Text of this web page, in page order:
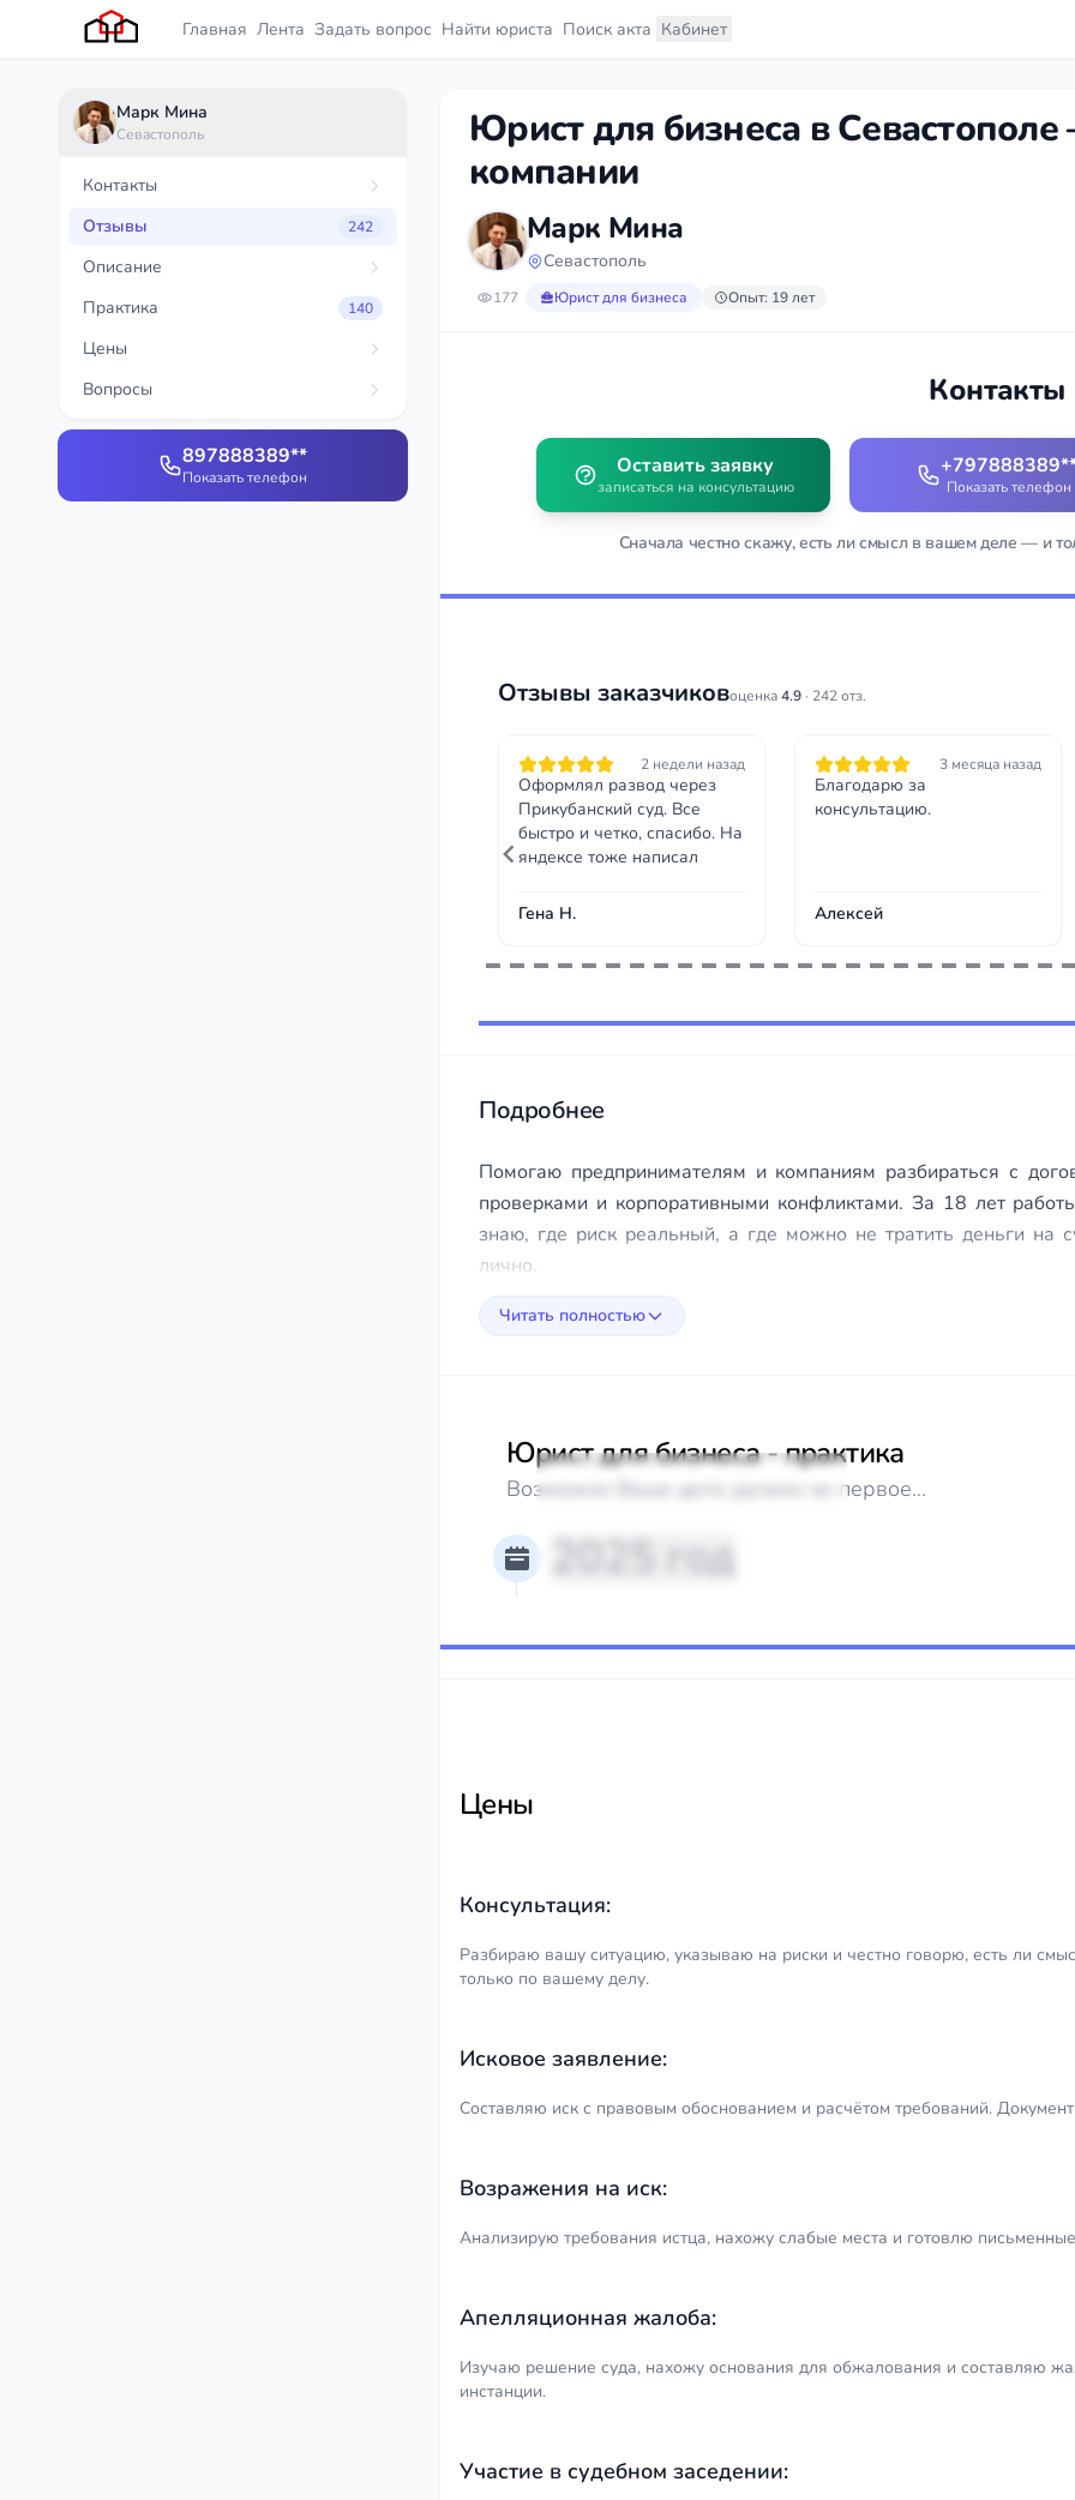
Главная Лента Задать вопрос Найти юриста Поиск акта Кабинет
Марк Мина
Севастополь
Контакты
Отзывы
242
Описание
Практика
140
Цены
Вопросы
897888389**
Показать телефон
Юрист для бизнеса в
компании
Марк Мина
Севастополь
177 Юрист для бизнеса Опыт: 19 лет
Контакты
Оставить заявку
записаться на консультацию Показать телефон
Сначала честно скажу, есть ли смысл в вашем деле — и
Отзывы заказчиковоценка4.9 · 242 отз.
2 недели назад
Оформлял развод через
Прикубанский суд. Все
быстро и четко, спасибо. На
яндексе тоже написал
Гена Н.
3 месяца назад
Благодарю за
консультацию.
Алексей
1
Подробнее
Помогаю предпринимателям и компаниям разбираться с
проверками и корпоративными конфликтами. За 18 лет
знаю, где риск реальный, а где можно не тратить деньги
лично.
Читать полностью
Юрист для бизнеса - практика
Возможно Ваше дело далеко не первое...
2025 год
Уведомление в роскомнадзор
2026: cookie и гугл аналитик
обмен на преданность
Цены
Консультация:
Разбираю вашу ситуацию, указываю на риски и честно говорю, есть ли
только по вашему делу.
Исковое заявление:
Составляю иск с правовым обоснованием и расчётом требований.
Возражения на иск:
Анализирую требования истца, нахожу слабые места и готовлю
Апелляционная жалоба:
Изучаю решение суда, нахожу основания для обжалования и составляю
инстанции.
Участие в судебном заседении: